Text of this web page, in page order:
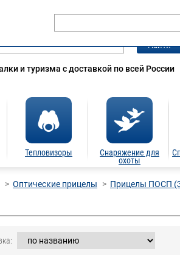
Найти
и туризма с доставкой по всей России
Тепловизоры
Снаряжение для
охоты
Оптические прицелы Прицелы ПОСП